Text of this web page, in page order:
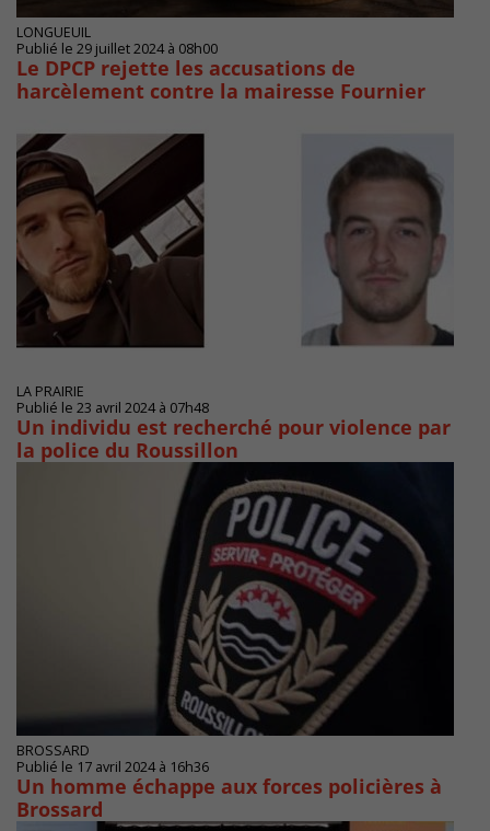
LONGUEUIL
Publié le 29 juillet 2024 à 08h00
Le DPCP rejette les accusations de
harcèlement contre la mairesse Fournier
LA PRAIRIE
Publié le 23 avril 2024 à 07h48
Un individu est recherché pour violence par
la police du Roussillon
BROSSARD
Publié le 17 avril 2024 à 16h36
Un homme échappe aux forces policières à
Brossard